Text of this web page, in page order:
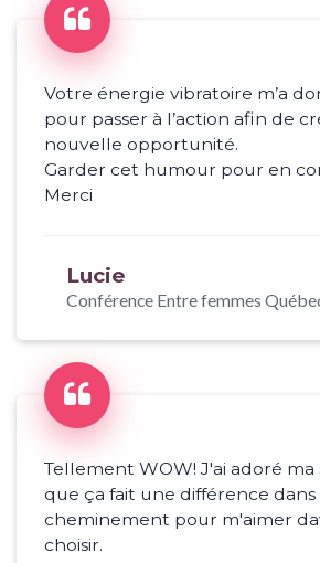
Votre énergie vibratoire m’a
pour passer à l’action afin de
nouvelle opportunité.
Garder cet humour pour en
Merci
Lucie
Conférence Entre femmes
Tellement WOW! J'ai adoré ma
que ça fait une différence dans
cheminement pour m'aimer
choisir.